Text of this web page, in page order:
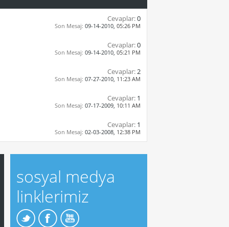
Cevaplar:0
Son Mesaj: 09-14-2010, 05:26 PM
Cevaplar:0
Son Mesaj: 09-14-2010, 05:21 PM
Cevaplar:2
Son Mesaj: 07-27-2010, 11:23 AM
Cevaplar: 1
Son Mesaj: 07-17-2009, 10:11 AM
Cevaplar: 1
Son Mesaj: 02-03-2008, 12:38 PM
sosyal medya
linklerimiz